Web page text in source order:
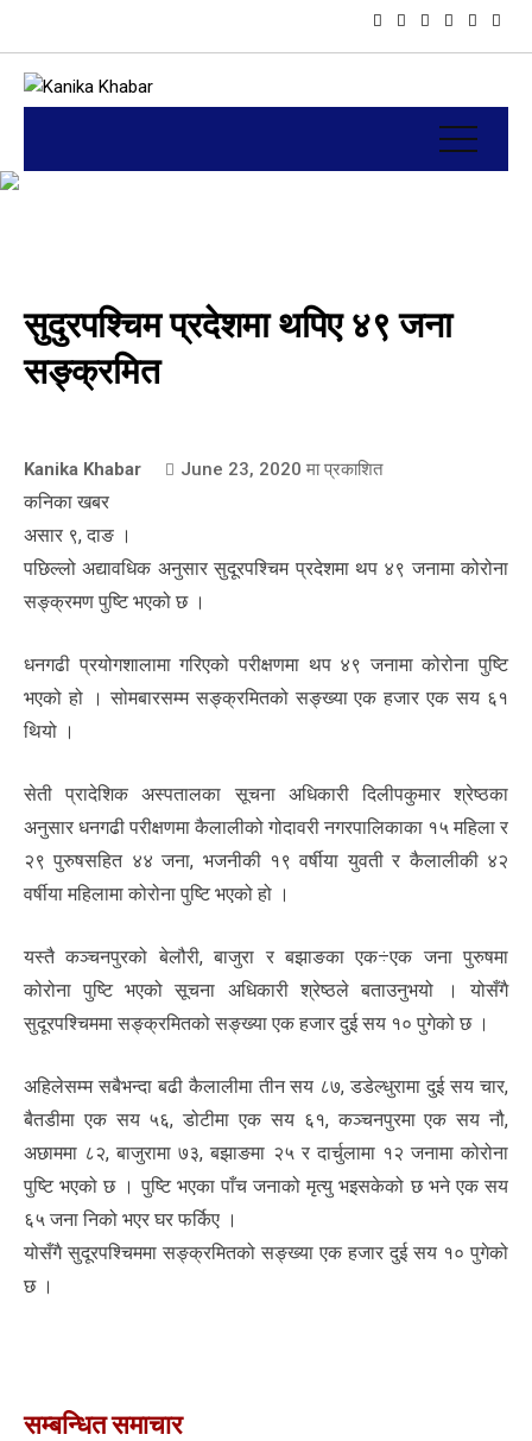
सुदुरपश्चिम प्रदेशमा थपिए ४९ जना
सङ्क्रमित
Kanika Khabar June 23, 2020 मा प्रकाशित
कनिका खबर
असार ९, दाङ ।
पछिल्लो अद्यावधिक अनुसार सुदूरपश्चिम प्रदेशमा थप ४९ जनामा कोरोना
सङ्क्रमण पुष्टि भएको छ ।
धनगढी प्रयोगशालामा गरिएको परीक्षणमा थप ४९ जनामा कोरोना पुष्टि
भएको हो । सोमबारसम्म सङ्क्रमितको सङ्ख्या एक हजार एक सय ६१
थियो ।
सेती प्रादेशिक अस्पतालका सूचना अधिकारी दिलीपकुमार श्रेष्ठका
अनुसार धनगढी परीक्षणमा कैलालीको गोदावरी नगरपालिकाका १५ महिला र
२९ पुरुषसहित ४४ जना, भजनीकी १९ वर्षीया युवती र कैलालीकी ४२
वर्षीया महिलामा कोरोना पुष्टि भएको हो ।
यस्तै कञ्चनपुरको बेलौरी, बाजुरा र बझाङका एक÷एक जना पुरुषमा
कोरोना पुष्टि भएको सूचना अधिकारी श्रेष्ठले बताउनुभयो । योसँगै
सुदूरपश्चिममा सङ्क्रमितको सङ्ख्या एक हजार दुई सय १० पुगेको छ ।
अहिलेसम्म सबैभन्दा बढी कैलालीमा तीन सय ८७, डडेल्धुरामा दुई सय चार,
बैतडीमा एक सय ५६, डोटीमा एक सय ६१, कञ्चनपुरमा एक सय नौ,
अछाममा ८२, बाजुरामा ७३, बझाङमा २५ र दार्चुलामा १२ जनामा कोरोना
पुष्टि भएको छ । पुष्टि भएका पाँच जनाको मृत्यु भइसकेको छ भने एक सय
६५ जना निको भएर घर फर्किए ।
योसँगै सुदूरपश्चिममा सङ्क्रमितको सङ्ख्या एक हजार दुई सय १० पुगेको
छ ।
सम्बन्धित समाचार